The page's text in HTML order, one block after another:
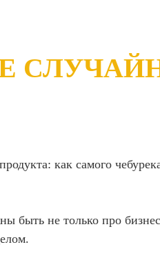
как самого
быть не только про